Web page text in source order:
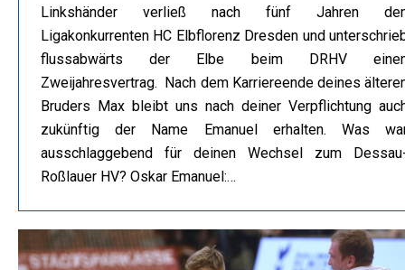
Linkshänder verließ nach fünf Jahren
Ligakonkurrenten HC Elbflorenz Dresden und
flussabwärts der Elbe beim DRHV
Zweijahresvertrag. Nach dem Karriereende deines
Bruders Max bleibt uns nach deiner Verpflichtung
zukünftig der Name Emanuel erhalten. Was
ausschlaggebend für deinen Wechsel zum
Roßlauer HV? Oskar Emanuel:…